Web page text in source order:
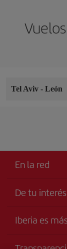
Tel Aviv - León
En la red
De tu interés
Accesibilidad
Iberia es más